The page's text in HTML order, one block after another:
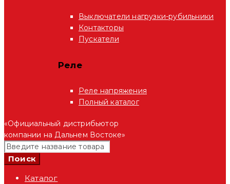
Выключатели нагрузки-рубильники
Контакторы
Пускатели
Реле
Реле напряжения
Полный каталог
«Официальный дистрибьютор
компании на Дальнем Востоке»
Каталог